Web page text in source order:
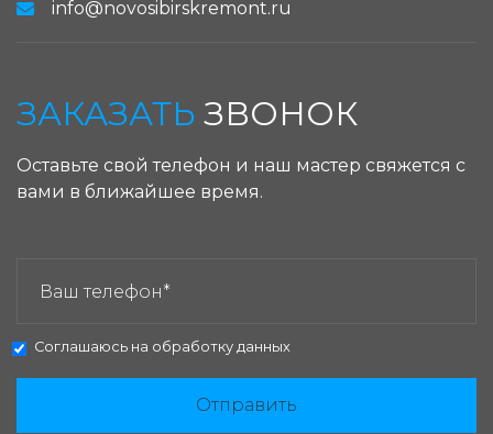
info@novosibirskremont.ru
ЗАКАЗАТЬ ЗВОНОК
Оставьте свой телефон и наш мастер свяжется с
вами в ближайшее время.
Соглашаюсь на обработку данных
Отправить